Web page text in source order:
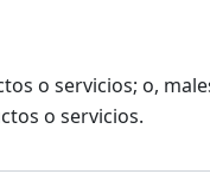
o servicios; o,
o servicios.